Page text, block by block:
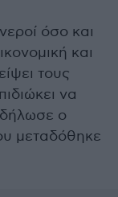
όσο και
και
τους
να
ο
μεταδόθηκε